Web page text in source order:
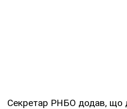
Секретар РНБО додав, що